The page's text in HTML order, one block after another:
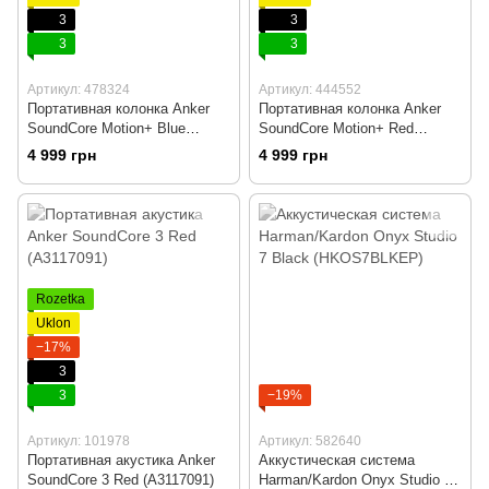
3
3
Артикул: 478324
Портативная колонка Anker
SoundCore Motion+ Blue
(A3116031)
4 999 грн
3
3
Артикул: 444552
Портативная колонка Anker
SoundCore Motion+ Red
(A3116091)
4 999 грн
Rozetka
Uklon
−17%
3
3
Артикул: 101978
Портативная акустика Anker
SoundCore 3 Red (A3117091)
−19%
Артикул: 582640
Аккустическая система
Harman/Kardon Onyx Studio 7